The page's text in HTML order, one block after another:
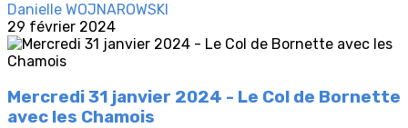
Danielle WOJNAROWSKI
29 février 2024
Mercredi 31 janvier 2024 - Le Col de Bornette
avec les Chamois